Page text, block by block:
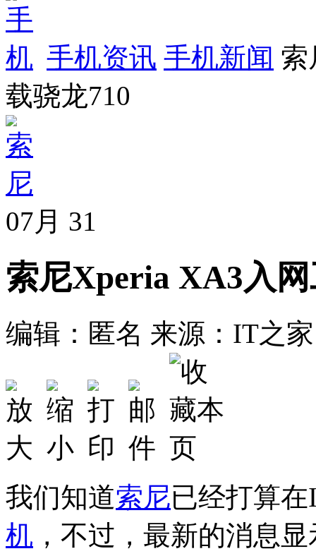
手机资讯 手机新闻 索
载骁龙710
07月 31
索尼Xperia XA3入
编辑：匿名 来源：IT之家
我们知道索尼已经打算
机 ，不过，最新的消息